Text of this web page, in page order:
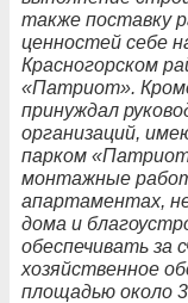
также поставку
ценностей себе
Красногорском
«Патриот».
принуждал
организаций,
парком
монтажные
апартаментах,
дома и
обеспечивать за
хозяйственное
площадью около